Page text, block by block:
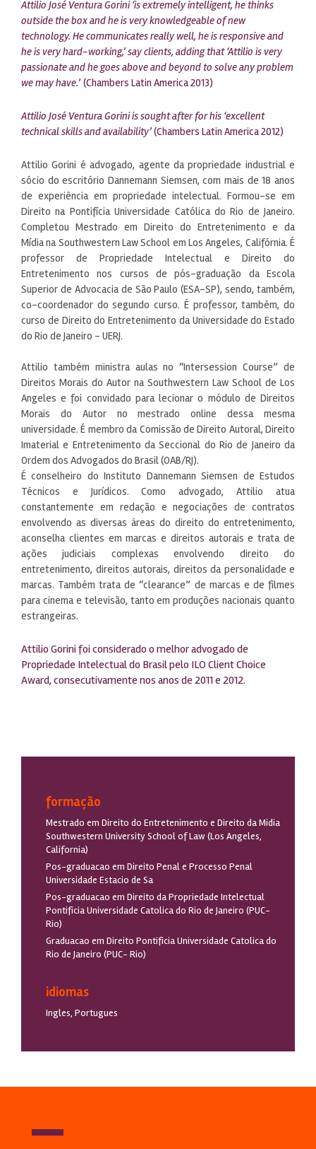
Attilio José Ventura Gorini ‘is extremely intelligent, he thinks
outside the box and he is very knowledgeable of new
technology. He communicates really well, he is responsive and
he is very hard-working,’ say clients, adding that ‘Attilio is very
passionate and he goes above and beyond to solve any problem
we may have.’ (Chambers Latin America 2013)
Attilio José Ventura Gorini is sought after for his ‘excellent
technical skills and availability’(Chambers Latin America 2012)
Attilio Gorini é advogado, agente da propriedade industrial e
sócio do escritório Dannemann Siemsen, com mais de 18 anos
de experiência em propriedade intelectual. Formou-se em
Direito na Pontifícia Universidade Católica do Rio de Janeiro.
Completou Mestrado em Direito do Entretenimento e da
Mídia na Southwestern Law School em Los Angeles, Califórnia. É
professor de Propriedade Intelectual e Direito do
Entretenimento nos cursos de pós-graduação da Escola
Superior de Advocacia de São Paulo (ESA-SP), sendo, também,
co-coordenador do segundo curso. É professor, também, do
curso de Direito do Entretenimento da Universidade do Estado
do Rio de Janeiro – UERJ.
Attilio também ministra aulas no “Intersession Course” de
Direitos Morais do Autor na Southwestern Law School de Los
Angeles e foi convidado para lecionar o módulo de Direitos
Morais do Autor no mestrado online dessa mesma
universidade. É membro da Comissão de Direito Autoral, Direito
Imaterial e Entretenimento da Seccional do Rio de Janeiro da
Ordem dos Advogados do Brasil (OAB/RJ).
É conselheiro do Instituto Dannemann Siemsen de Estudos
Técnicos e Jurídicos. Como advogado, Attilio atua
constantemente em redação e negociações de contratos
envolvendo as diversas áreas do direito do entretenimento,
aconselha clientes em marcas e direitos autorais e trata de
ações judiciais complexas envolvendo direito do
entretenimento, direitos autorais, direitos da personalidade e
marcas. Também trata de “clearance” de marcas e de filmes
para cinema e televisão, tanto em produções nacionais quanto
estrangeiras.
Attilio Gorini foi considerado o melhor advogado de
Propriedade Intelectual do Brasil pelo ILO Client Choice
Award, consecutivamente nos anos de 2011 e 2012.
formação
Mestrado em Direito do Entretenimento e Direito da Midia
Southwestern University School of Law (Los Angeles,
California)
Pos-graduacao em Direito Penal e Processo Penal
Universidade Estacio de Sa
Pos-graduacao em Direito da Propriedade Intelectual
Pontificia Universidade Catolica do Rio de Janeiro (PUC-
Rio)
Graduacao em Direito Pontificia Universidade Catolica do
Rio de Janeiro (PUC- Rio)
idiomas
Ingles, Portugues